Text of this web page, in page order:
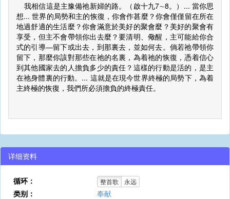
我相信這是主豫備祂新婦的路。（啟十九7∼8。）... 當你思
想... 世界的局勢和主的恢復，你會作甚麼？你會僅僅留在所在
地過舒適的生活麼？你會滿意於美好的聚會麼？美好的聚會有
享受，但主不會帶領你出去麼？要清明、儆醒，主可能給你合
式的引導—留下或出去，到那裏去，並如何去。倘若祂帶領你
留下，那麼你該對那些在祂的名裏，為着祂的恢復，憑着信心
到其他國家去的人擔負多少的責任？這樣的行動是活的，是主
在祂身體裏的行動。... 這就是在現今世界終極的局勢下，為着
主終極的恢復，我們所必須擔負的終極責任。
详细资料
循环： 整首歌 永远
类别：
奉献